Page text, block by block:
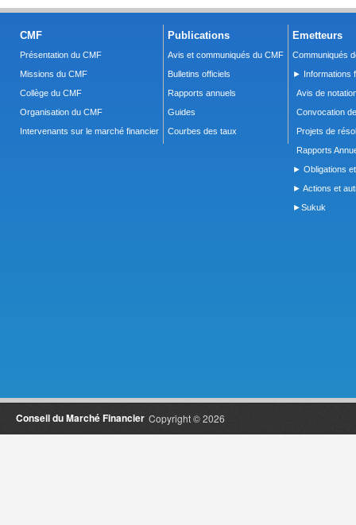
CMF
Présentation du CMF
Missions du CMF
Collège du CMF
Organisation du CMF
Intervenants sur le marché financier
Publications
Avis et communiqués du CMF
Bulletins officiels
Rapports annuels
Guides
Courbes des taux
Emetteurs
Communiqués
► Informations
Avis de
Convocation
Projets de
Rapports
► Obligations
► Actions et
►Sukuk
Copyright © 2026
Conseil du Marché Financier